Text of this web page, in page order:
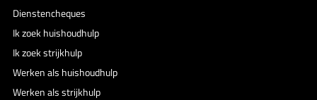
Dienstencheques
Ik zoek huishoudhulp
Ik zoek strijkhulp
Werken als huishoudhulp
Werken als strijkhulp